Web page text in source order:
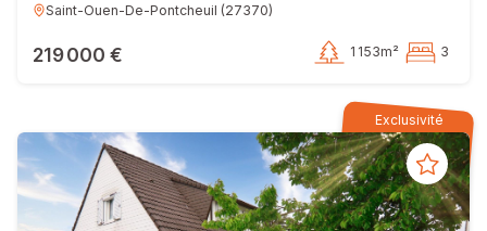
Saint-Ouen-De-Pontcheuil (27370)
219 000 € 1 153m² 3
Exclusivité